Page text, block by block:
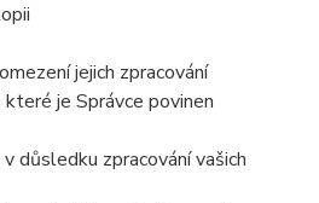
jejich zpracování
je Správce povinen
důsledku zpracování vašich